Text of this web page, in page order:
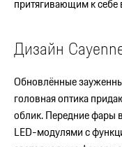
притягивающим к себе
Дизайн
Обновлённые
головная оптика
облик. Передние фары
LED-модулями с